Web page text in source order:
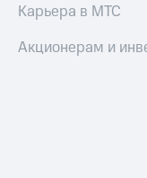
Карьера в МТС
Акционерам и